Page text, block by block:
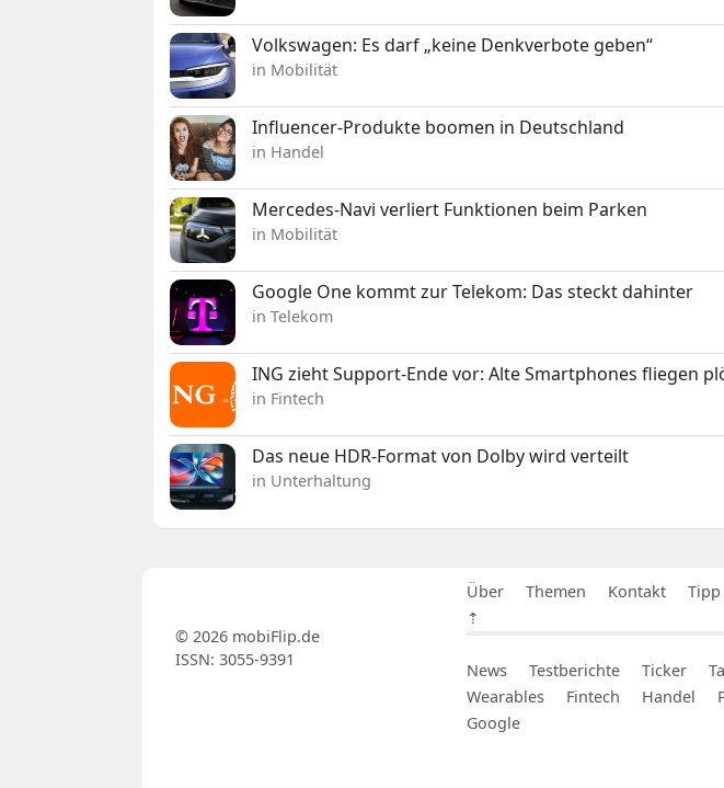
Volkswagen: Es darf „keine Denkverbote geben“
in Mobilität
Influencer-Produkte boomen in Deutschland
in Handel
Mercedes-Navi verliert Funktionen beim Parken
in Mobilität
Google One kommt zur Telekom: Das steckt dahinter
in Telekom
ING zieht Support-Ende vor: Alte Smartphones fliegen
in Fintech
Das neue HDR-Format von Dolby wird verteilt
in Unterhaltung
Über Themen Kontakt Tipp
⇡
News Testberichte Ticker
Wearables
Fintech Handel
Google
© 2026 mobiFlip.de
ISSN: 3055-9391